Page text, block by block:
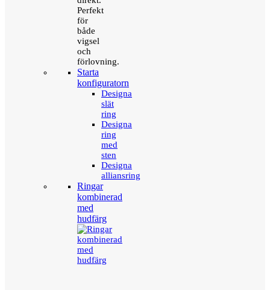
Perfekt
för
både
vigsel
och
förlovning.
Starta
konfiguratorn
Designa
slät
ring
Designa
ring
med
sten
Designa
alliansring
Ringar
kombinerad
med
hudfärg